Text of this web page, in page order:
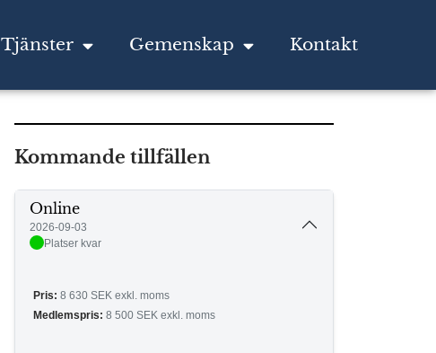
Tjänster Gemenskap Kontakt
Kommande tillfällen
Online
2026-09-03
Platser kvar
Pris: 8 630 SEK exkl. moms
Medlemspris: 8 500 SEK exkl. moms